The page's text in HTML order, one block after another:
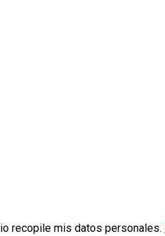
recopile mis datos personales.